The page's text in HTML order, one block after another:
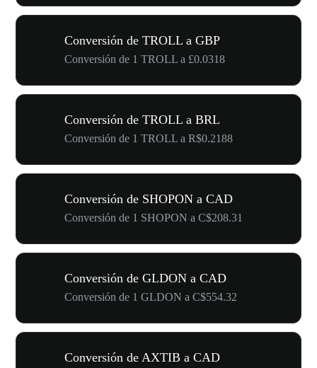
Conversión de TROLL a GBP
Conversión de 1 TROLL a £0.0318
Conversión de TROLL a BRL
Conversión de 1 TROLL a R$0.2188
Conversión de SHOPON a CAD
Conversión de 1 SHOPON a C$208.31
Conversión de GLDON a CAD
Conversión de 1 GLDON a C$554.32
Conversión de AXTIB a CAD